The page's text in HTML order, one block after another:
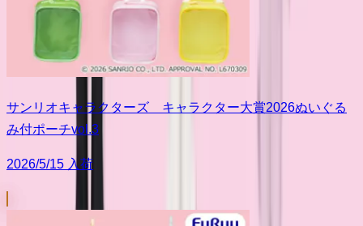
サンリオキャラクターズ キャラクター大賞2026ぬいぐる
み付ポーチvol.3
2026/5/15 入荷